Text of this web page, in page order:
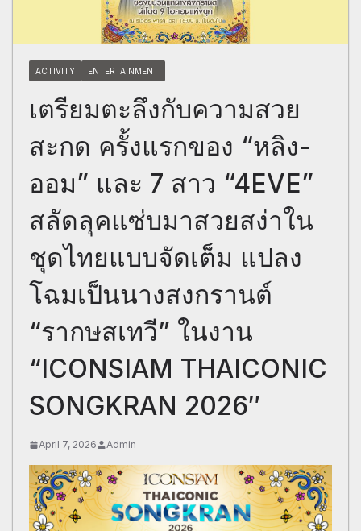
ACTIVITY ENTERTAINMENT
เตรียมตะลึงกับความสวย
สะกด ครั้งแรกของ “หลิง-
ออม” และ 7 สาว “4EVE”
สลัดลุคแซ่บมาสวยสง่าใน
ชุดไทยแบบจัดเต็ม แปลง
โฉมเป็นนางสงกรานต์
“รากษสเทวี” ในงาน
“ICONSIAM THAICONIC
SONGKRAN 2026″
April 7, 2026 Admin